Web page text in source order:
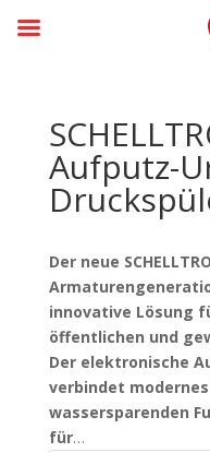
Aufputz-
Der neue
innovative Lösung
öffentlichen und
Der elektronische
verbindet
wassersparenden
für…